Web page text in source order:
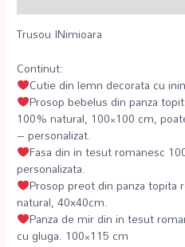
Trusou INimioara
Continut:
Cutie din lemn decorata cu
Prosop bebelus din panza
100% natural, 100×100 cm,
– personalizat.
Fasa din in tesut romanesc
personalizata.
Prosop preot din panza topita
natural, 40x40cm.
Panza de mir din in tesut
cu gluga. 100×115 cm